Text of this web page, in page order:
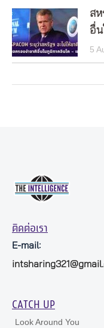
สห
อื่
5
ติดต่อเรา
E-mail:
CATCH UP
Look Around You